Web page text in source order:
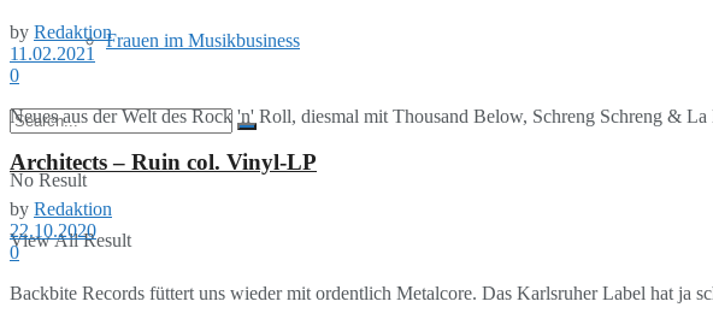
Frauen im Musikbusiness
No Result
View All Result
by Redaktion
11.02.2021
0
Neues aus der Welt des Rock 'n' Roll, diesmal mit Thousand Below, Schreng Schreng &
Architects – Ruin col. Vinyl-LP
by Redaktion
22.10.2020
0
Backbite Records füttert uns wieder mit ordentlich Metalcore. Das Karlsruher Label hat ja